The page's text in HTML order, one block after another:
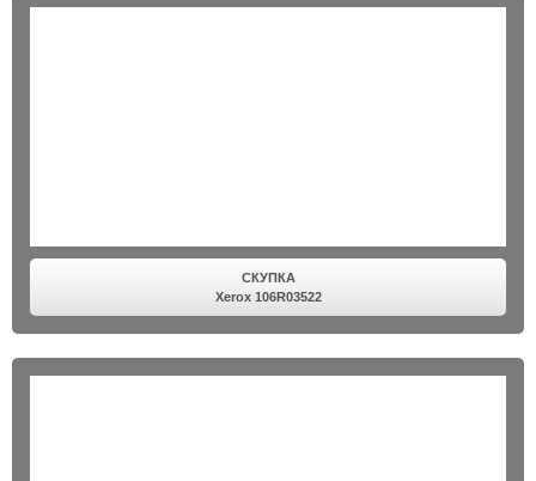
СКУПКА
Xerox 106R03522